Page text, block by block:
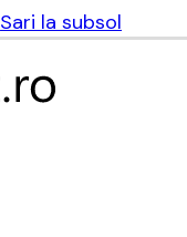
Sari la subsol